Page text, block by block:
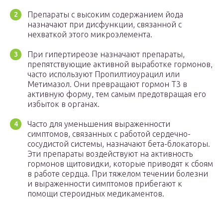
Препараты с высоким содержанием йода
назначают при дисфункции, связанной с
нехваткой этого микроэлемента.
При гипертиреозе назначают препараты,
препятствующие активной выработке гормонов,
часто используют Пропилтиоурацил или
Метимазол. Они превращают гормон Т3 в
активную форму, тем самым предотвращая его
избыток в органах.
Часто для уменьшения выраженности
симптомов, связанных с работой сердечно-
сосудистой системы, назначают бета-блокаторы.
Эти препараты воздействуют на активность
гормонов щитовидки, которые приводят к сбоям
в работе сердца. При тяжелом течении болезни
и выраженности симптомов прибегают к
помощи стероидных медикаментов.